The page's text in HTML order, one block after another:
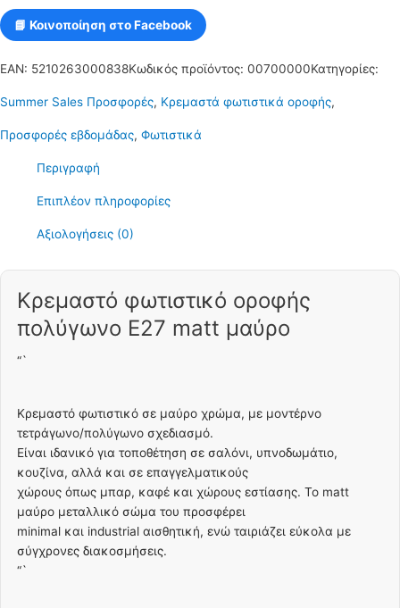
Ε27
C10
POLYGON
1
ποσότητα
📘 Κοινοποίηση στο Facebook
EAN: 5210263000838Κωδικός προϊόντος: 00700000Κατηγορίες:
Summer Sales Προσφορές, Κρεμαστά φωτιστικά οροφής,
Προσφορές εβδομάδας, Φωτιστικά
Περιγραφή
Επιπλέον πληροφορίες
Αξιολογήσεις (0)
Κρεμαστό φωτιστικό οροφής
πολύγωνο E27 matt μαύρο
“`
Κρεμαστό φωτιστικό σε μαύρο χρώμα, με μοντέρνο
τετράγωνο/πολύγωνο σχεδιασμό.
Είναι ιδανικό για τοποθέτηση σε σαλόνι, υπνοδωμάτιο,
κουζίνα, αλλά και σε επαγγελματικούς
χώρους όπως μπαρ, καφέ και χώρους εστίασης. Το matt
μαύρο μεταλλικό σώμα του προσφέρει
minimal και industrial αισθητική, ενώ ταιριάζει εύκολα με
σύγχρονες διακοσμήσεις.
“`